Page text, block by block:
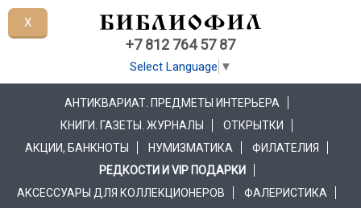
+7 812 764 57 87
Select Language ▼
АНТИКВАРИАТ. ПРЕДМЕТЫ ИНТЕРЬЕРА
КНИГИ. ГАЗЕТЫ. ЖУРНАЛЫ
ОТКРЫТКИ
АКЦИИ, БАНКНОТЫ
НУМИЗМАТИКА
ФИЛАТЕЛИЯ
РЕДКОСТИ И VIP ПОДАРКИ
АКСЕССУАРЫ ДЛЯ КОЛЛЕКЦИОНЕРОВ
ФАЛЕРИСТИКА
X